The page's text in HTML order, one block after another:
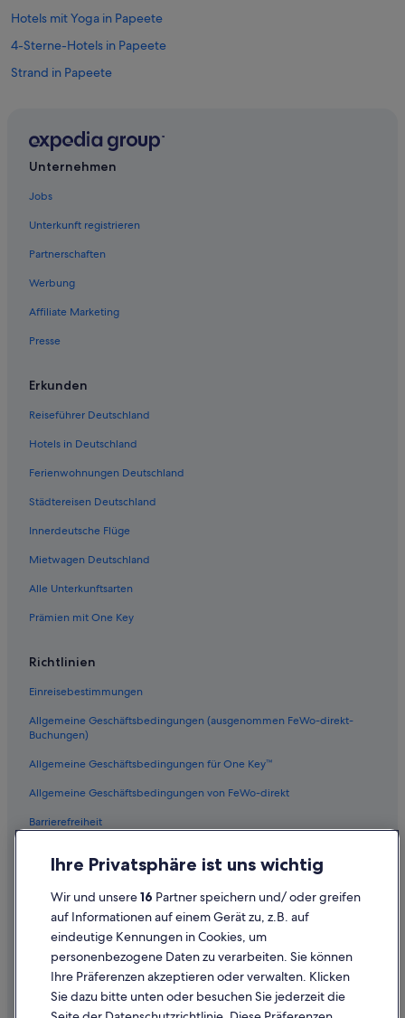
Hotels mit Yoga in Papeete
4-Sterne-Hotels in Papeete
Strand in Papeete
Hotels nahe Parc Bougainville
Hotels mit Sauna in Papeete
Hotels mit WLAN in Papeete
Hotels mit Fitnessbereich in Papeete
Faaa Hotels
Hostels in Papeete
Unternehmen
Jobs
Unterkunft registrieren
Partnerschaften
Werbung
Affiliate Marketing
Presse
Erkunden
Reiseführer Deutschland
Hotels in Deutschland
Ferienwohnungen Deutschland
Städtereisen Deutschland
Innerdeutsche Flüge
Mietwagen Deutschland
Alle Unterkunftsarten
Prämien mit One Key
Richtlinien
Einreisebestimmungen
Allgemeine Geschäftsbedingungen (ausgenommen FeWo-direkt-
Buchungen)
Allgemeine Geschäftsbedingungen für One Key™
Allgemeine Geschäftsbedingungen von FeWo-direkt
Barrierefreiheit
Inhaltsrichtlinien und Melden von Inhalten
Hilfe
Hilfe
Ihre Privatsphäre ist uns wichtig
Wir und unsere16 Partner speichern und/ oder greifen
auf Informationen auf einem Gerät zu, z.B. auf
eindeutige Kennungen in Cookies, um
personenbezogene Daten zu verarbeiten. Sie können
Ihre Präferenzen akzeptieren oder verwalten. Klicken
Sie dazu bitte unten oder besuchen Sie jederzeit die